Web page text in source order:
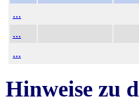
...
...
...
Hinweise zu